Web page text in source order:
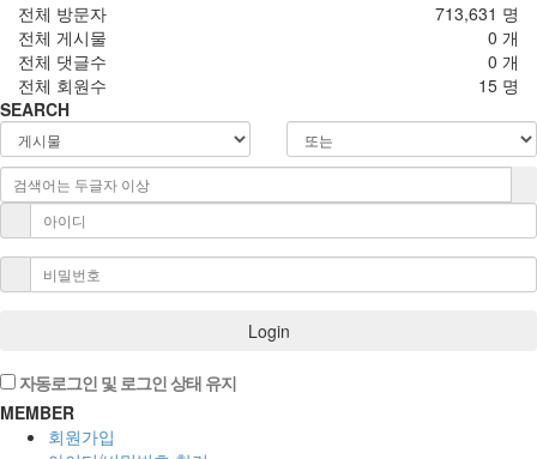
713,631 명
전체 방문자
0 개
전체 게시물
0 개
전체 댓글수
15 명
전체 회원수
SEARCH
Login
자동로그인 및 로그인 상태 유지
MEMBER
회원가입